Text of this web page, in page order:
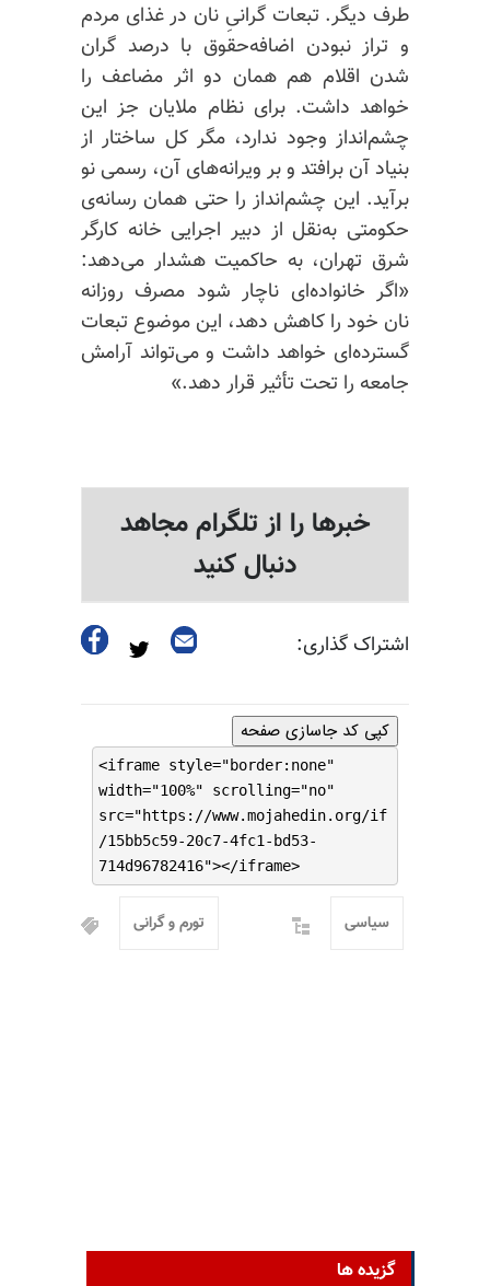
طرف دیگر. تبعات گرانیِ نان در غذای مردم
و تراز نبودن اضافه‌حقوق با درصد گران
شدن اقلام هم همان دو اثر مضاعف را
خواهد داشت. برای نظام ملایان جز این
چشم‌انداز وجود ندارد، مگر کل ساختار از
بنیاد آن برافتد و بر ویرانه‌های آن، رسمی نو
برآید. این چشم‌انداز را حتی همان رسانه‌ی
حکومتی به‌نقل از دبیر اجرایی خانه کارگر
شرق تهران، به حاکمیت هشدار می‌دهد:
«اگر خانواده‌ای ناچار شود مصرف روزانه
نان خود را کاهش دهد، این موضوع تبعات
گسترده‌‌‌ای خواهد داشت و می‌تواند آرامش
جامعه را تحت تأثیر قرار دهد.»
خبرها را از تلگرام مجاهد
دنبال کنید
اشتراک گذاری:
کپی کد جاسازی صفحه
<iframe style="border:none"
width="100%" scrolling="no"
src="https://www.mojahedin.org/if
/15bb5c59-20c7-4fc1-bd53-
714d96782416"></iframe>
تورم و گرانی سیاسی
گزیده ها